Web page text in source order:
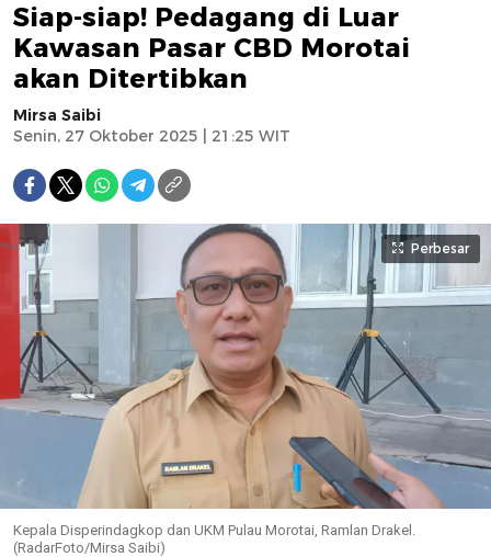
Siap-siap! Pedagang di Luar
Kawasan Pasar CBD Morotai
akan Ditertibkan
Mirsa Saibi
Senin, 27 Oktober 2025 | 21:25 WIT
Perbesar
Kepala Disperindagkop dan UKM Pulau Morotai, Ramlan Drakel.
(RadarFoto/Mirsa Saibi)